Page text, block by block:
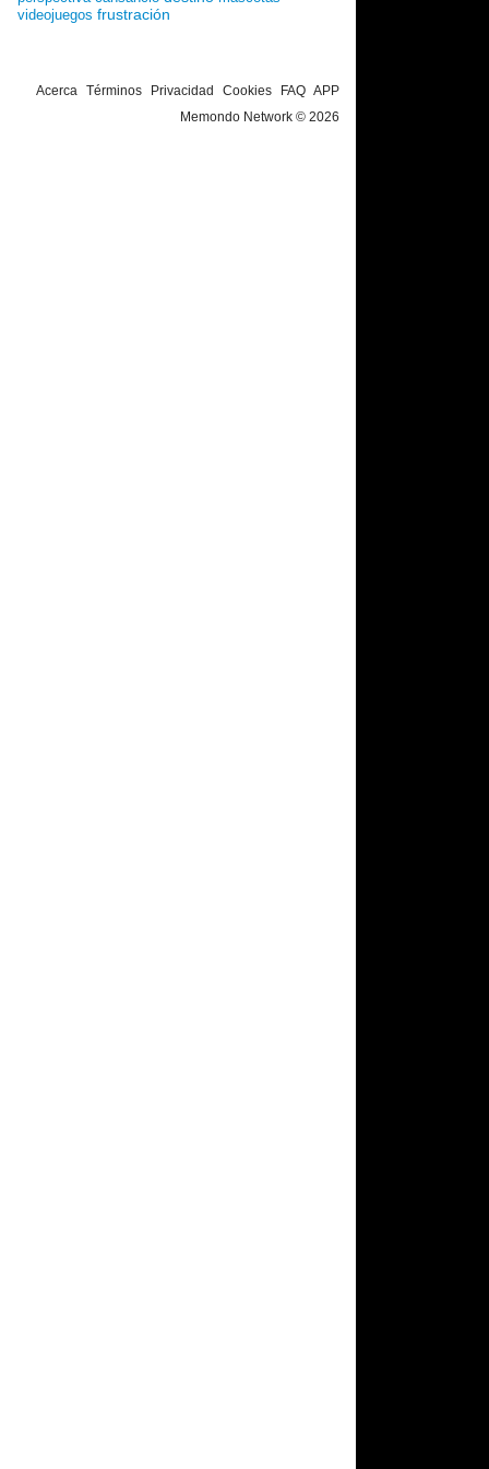
videojuegos frustración
Acerca Términos Privacidad Cookies FAQ APP
Memondo Network © 2026